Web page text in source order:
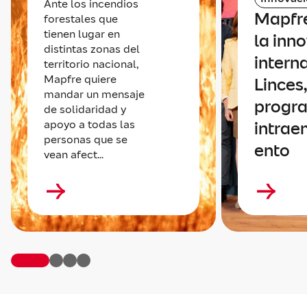
Ante los incendios
forestales que
tienen lugar en
distintas zonas del
territorio nacional,
Mapfre quiere
mandar un mensaje
de solidaridad y
apoyo a todas las
personas que se
vean afect...
la
ento